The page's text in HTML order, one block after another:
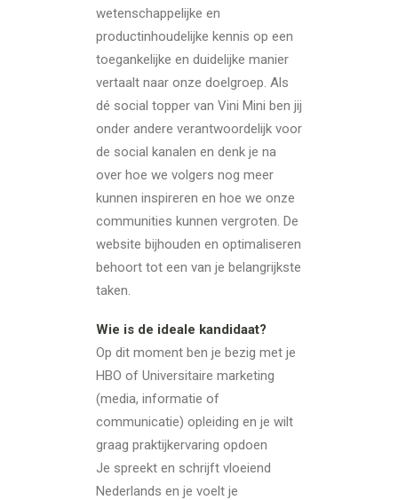
wetenschappelijke en
productinhoudelijke kennis op een
toegankelijke en duidelijke manier
vertaalt naar onze doelgroep. Als
dé social topper van Vini Mini ben jij
onder andere verantwoordelijk voor
de social kanalen en denk je na
over hoe we volgers nog meer
kunnen inspireren en hoe we onze
communities kunnen vergroten. De
website bijhouden en optimaliseren
behoort tot een van je belangrijkste
taken.
Wie is de ideale kandidaat?
Op dit moment ben je bezig met je
HBO of Universitaire marketing
(media, informatie of
communicatie) opleiding en je wilt
graag praktijkervaring opdoen
Je spreekt en schrijft vloeiend
Nederlands en je voelt je